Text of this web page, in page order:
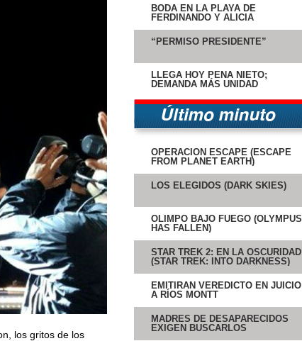
los gritos de los
BODA EN LA PLAYA DE
FERDINANDO Y ALICIA
“PERMISO PRESIDENTE”
LLEGA HOY PEÑA NIETO;
DEMANDA MÁS UNIDAD
OPERACIÓN ESCAPE (ESCAPE
FROM PLANET EARTH)
LOS ELEGIDOS (DARK SKIES)
OLIMPO BAJO FUEGO (OLYMPUS
HAS FALLEN)
STAR TREK 2: EN LA OSCURIDAD
(STAR TREK: INTO DARKNESS)
EMITIRÁN VEREDICTO EN JUICIO
A RÍOS MONTT
MADRES DE DESAPARECIDOS
EXIGEN BUSCARLOS